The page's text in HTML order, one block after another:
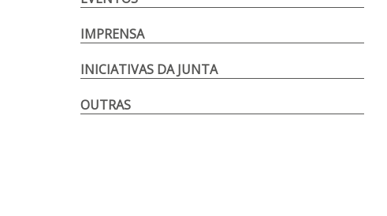
IMPRENSA
INICIATIVAS DA JUNTA
OUTRAS